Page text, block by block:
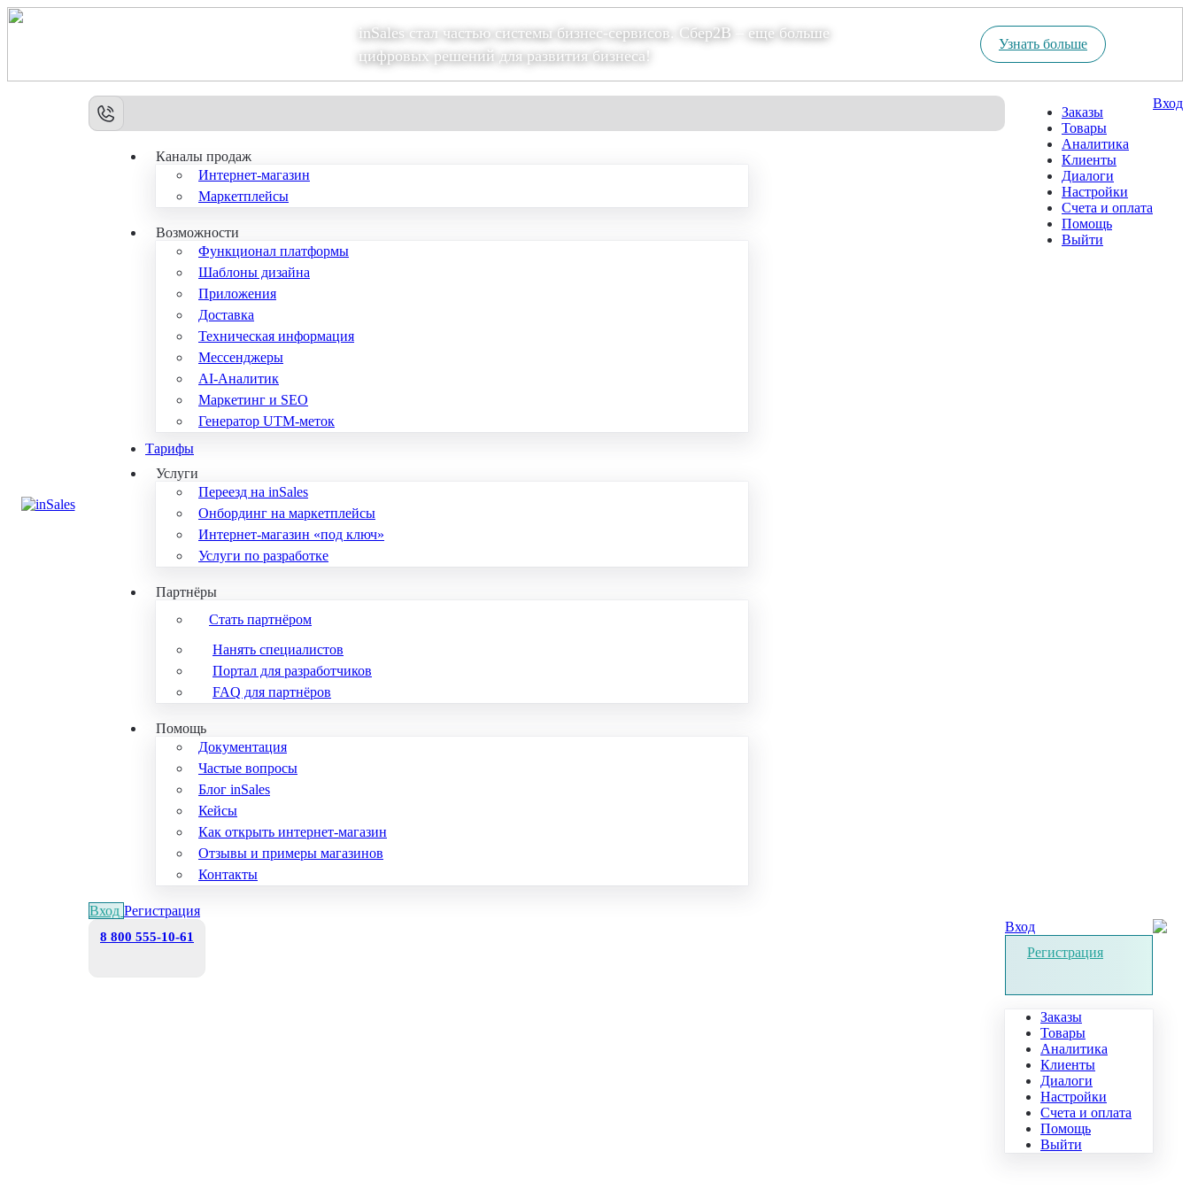
inSales стал частью системы бизнес-сервисов. Сбер2В – еще больше
цифровых решений для развития бизнеса!
Узнать больше
Каналы продаж
Интернет-магазин
Маркетплейсы
Возможности
Функционал платформы
Шаблоны дизайна
Приложения
Доставка
Техническая информация
Мессенджеры
AI-Аналитик
Маркетинг и SEO
Генератор UTM-меток
Тарифы
Услуги
Переезд на inSales
Онбординг на маркетплейсы
Интернет-магазин «под ключ»
Услуги по разработке
Партнёры
Стать партнёром
Нанять специалистов
Портал для разработчиков
FAQ для партнёров
Помощь
Документация
Частые вопросы
Блог inSales
Кейсы
Как открыть интернет-магазин
Отзывы и примеры магазинов
Контакты
Вход Регистрация
Заказы
Товары
Аналитика
Клиенты
Диалоги
Настройки
Счета и оплата
Помощь
Выйти
Вход
8 800 555-10-61
Вход
Регистрация
Заказы
Товары
Аналитика
Клиенты
Диалоги
Настройки
Счета и оплата
Помощь
Выйти